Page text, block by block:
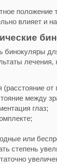
положение
влияет и
между
глаз;
или
степень